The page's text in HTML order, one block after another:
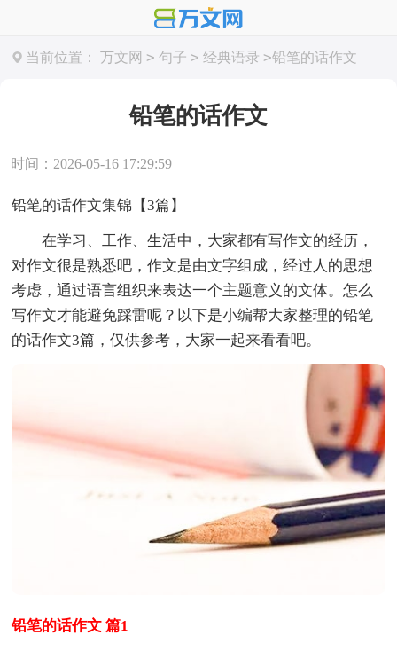
当前位置： 万文网 > 句子 > 经典语录 >铅笔的话作文
铅笔的话作文
时间：2026-05-16 17:29:59
铅笔的话作文集锦【3篇】
在学习、工作、生活中，大家都有写作文的经历，
对作文很是熟悉吧，作文是由文字组成，经过人的思想
考虑，通过语言组织来表达一个主题意义的文体。怎么
写作文才能避免踩雷呢？以下是小编帮大家整理的铅笔
的话作文3篇，仅供参考，大家一起来看看吧。
铅笔的话作文 篇1